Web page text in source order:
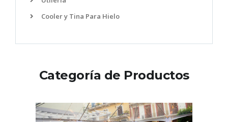
Cooler y Tina Para Hielo
Categoría de Productos